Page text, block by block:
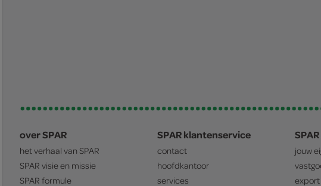
over SPAR
het verhaal van SPAR
SPAR visie en missie
SPAR formule
SPAR klantenservice
contact
hoofdkantoor
services
jouw
export